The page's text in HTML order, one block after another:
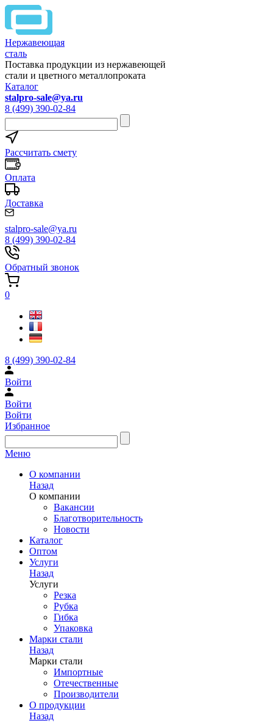
Нержавеющая
сталь
Поставка продукции из нержавеющей
стали и цветного металлопроката
Каталог
stalpro-sale@ya.ru
8 (499) 390-02-84
Рассчитать смету
Оплата
Доставка
stalpro-sale@ya.ru
8 (499) 390-02-84
Обратный звонок
0
8 (499) 390-02-84
Войти
Войти
Войти
Избранное
Меню
О компании
Назад
О компании
Вакансии
Благотворительность
Новости
Каталог
Оптом
Услуги
Назад
Услуги
Резка
Рубка
Гибка
Упаковка
Марки стали
Назад
Марки стали
Импортные
Отечественные
Производители
О продукции
Назад